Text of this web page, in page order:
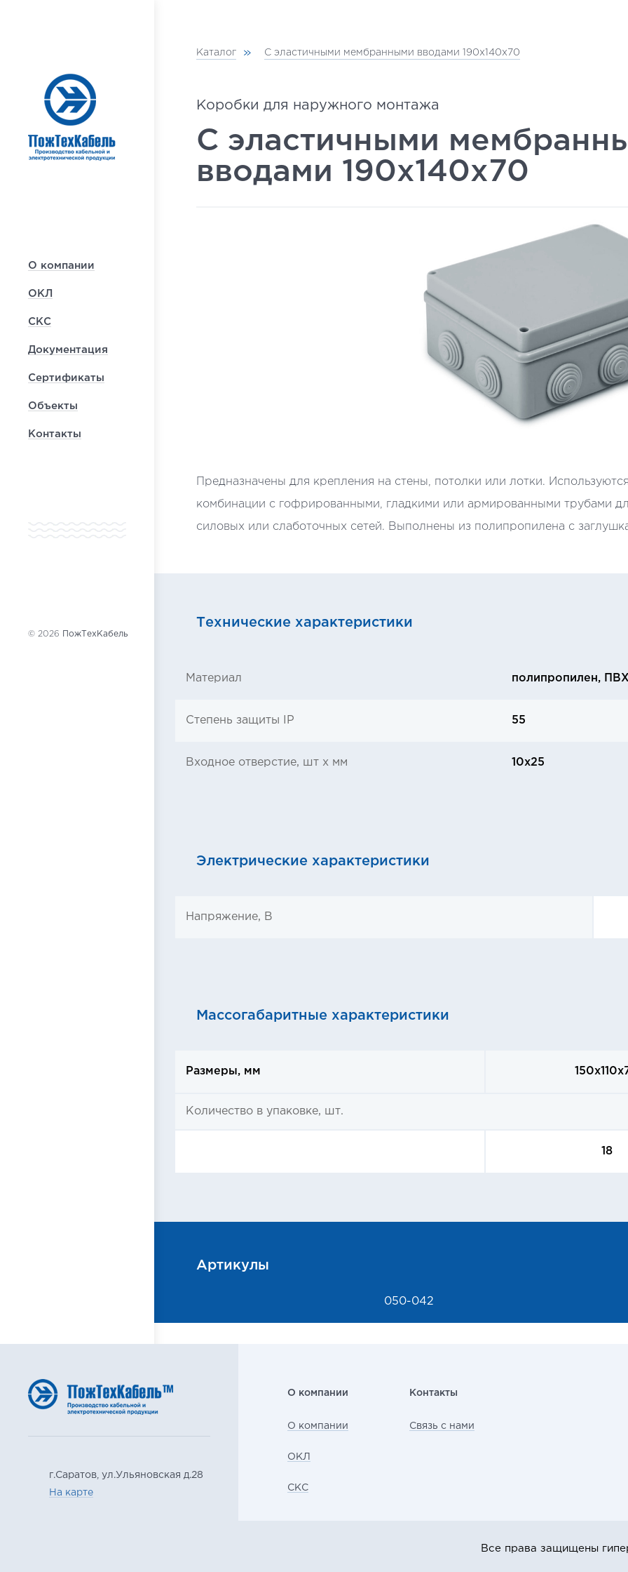
Каталог С эластичными мембранными вводами 190x140x70
Коробки для наружного монтажа
С эластичными
вводами 190x140x70
Предназначены для крепления на стены, потолки или лотки.
комбинации с гофрированными, гладкими или армированными трубами
силовых или слаботочных сетей. Выполнены из полипропилена с
Технические характеристики
Материал полипропилен,
Степень защиты IP 55
Входное отверстие, шт х мм 10x25
Электрические характеристики
Напряжение, В
Массогабаритные характеристики
Размеры, мм
Количество в упаковке, шт.
18
Артикулы
050-042
О компании
ОКЛ
СКС
Документация
Сертификаты
Объекты
Контакты
© 2026 ПожТехКабель
г.Саратов, ул.Ульяновская д.28
На карте
О компании
О компании
ОКЛ
СКС
Контакты
Связь с нами
Все права защищены